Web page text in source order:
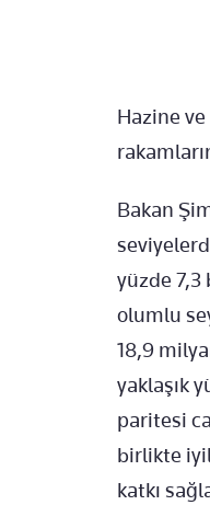
Hazine
Bakan
yüzde
olumlu
18,9
yaklaşık
paritesi
birlikte
katkı